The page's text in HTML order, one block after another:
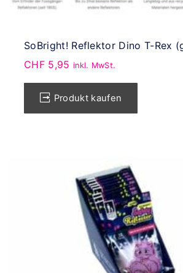
SoBright! Reflektor Dino T-Rex
CHF5,95 inkl. MwSt.
Produkt kaufen